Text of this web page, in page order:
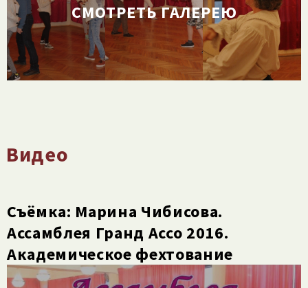
СМОТРЕТЬ ГАЛЕРЕЮ
Видео
Съёмка: Марина Чибисова.
Ассамблея Гранд Ассо 2016.
Академическое фехтование